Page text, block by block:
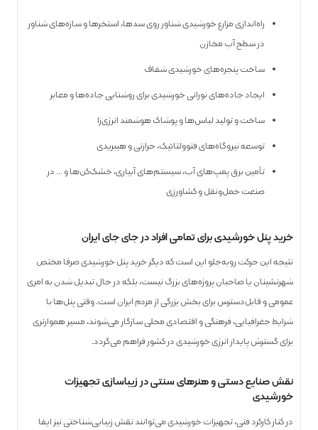
راه‌اندازی مزارع خورشیدی شناور روی سدها، استخرها و سازه‌های شناور
در سطح آب مخازن
ساخت پنجره‌های خورشیدی شفاف
ایجاد جاده‌های نورانی خورشیدی برای روشنایی جاده‌ها و معابر
ساخت و تولید لباس‌ها و پوشاک هوشمند انرژی‌زا
توسعه نیروگاه‌های فتوولتائیک، حرارتی و هیبریدی
تأمین برق پمپ‌های آب، سیستم‌های آبیاری، خشک‌کن‌ها و … در
صنعت حمل‌ونقل و کشاورزی
خرید پنل خورشیدی برای تمامی افراد در جای جای ایران
نتیجه این حرکت روبه‌جلو این است که دیگر خرید پنل خورشیدی صرفا مختص
شهرنشینان یا صاحبان پروژه‌های بزرگ نیست، بلکه در حال تبدیل شدن به امری
عمومی و قابل‌دسترس برای بخش بزرگی از مردم ایران است. وقتی پنل‌ها با
شرایط جغرافیایی، فرهنگی و اقتصادی محلی سازگار می‌شوند، مسیر هموارتری
برای گسترش پایدار انرژی خورشیدی در کشور فراهم می‌گردد.
نقش صنایع دستی و هنرهای سنتی در زیباسازی تجهیزات
خورشیدی
در کنار کارکرد فنی، تجهیزات خورشیدی می‌توانند نقش زیبایی‌شناختی نیز ایفا